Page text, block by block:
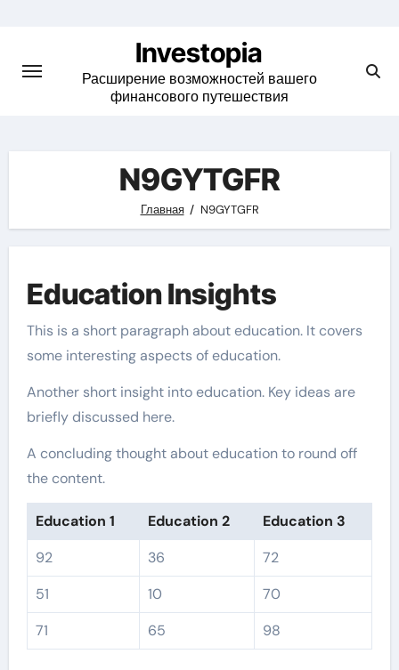
content
Investopia
Расширение возможностей вашего
финансового путешествия
N9GYTGFR
Главная N9GYTGFR
Education Insights
This is a short paragraph about education. It covers
some interesting aspects of education.
Another short insight into education. Key ideas are
briefly discussed here.
A concluding thought about education to round off
the content.
Education 1 Education 2
Education 3
92
36
72
51
10
70
71
65 98